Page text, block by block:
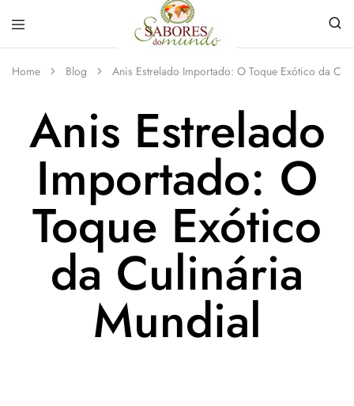
do
Mundo
loja
de
Especiarias
em
João
Home Blog Anis Estrelado Importado: O Toque Exótico da
Anis Estrelado
Importado: O
Toque Exótico
da Culinária
Mundial